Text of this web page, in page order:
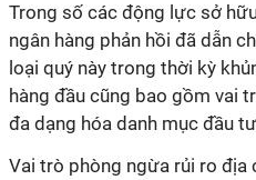
Trong số các động lực sở
ngân hàng phản hồi đã dẫn
loại quý này trong thời kỳ
hàng đầu cũng bao gồm vai
đa dạng hóa danh mục đầu
Vai trò phòng ngừa rủi ro địa